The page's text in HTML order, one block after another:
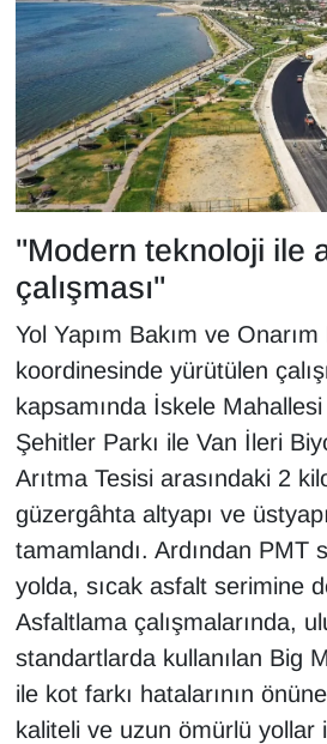
"Modern teknoloji ile
çalışması"
Yol Yapım Bakım ve Onarım
koordinesinde yürütülen
kapsamında İskele
Şehitler Parkı ile Van İleri
Arıtma Tesisi arasındaki 2
güzergâhta altyapı ve
tamamlandı. Ardından PMT
yolda, sıcak asfalt serimine
Asfaltlama çalışmalarında,
standartlarda kullanılan Big
ile kot farkı hatalarının
kaliteli ve uzun ömürlü yollar
VAN'DA SPOR
Vasıta
YAŞAM
YEREL